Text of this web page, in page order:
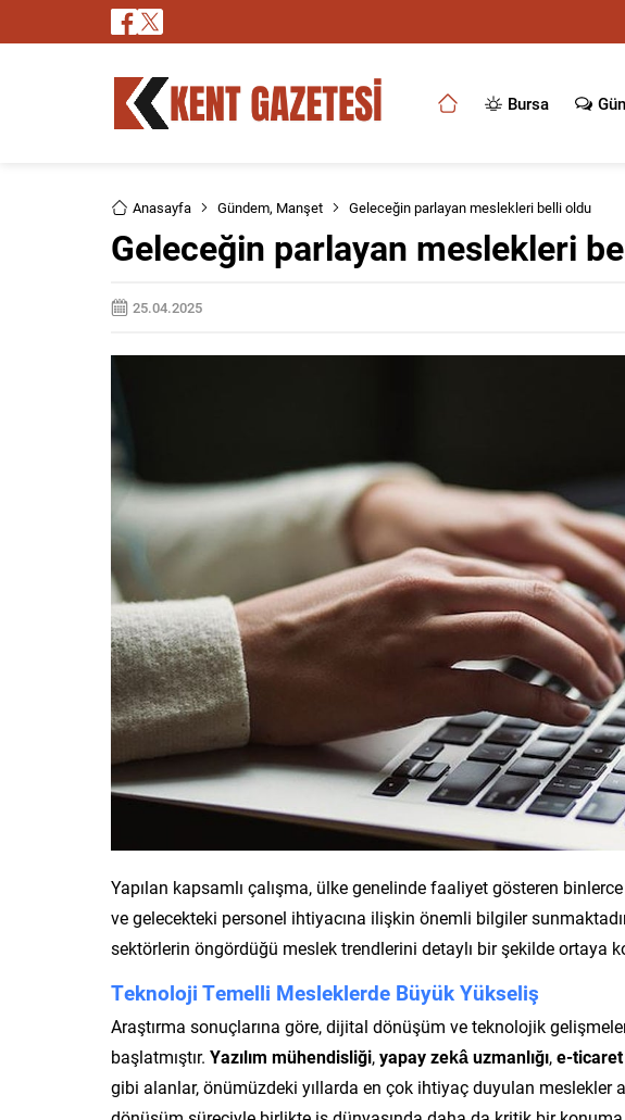
Bursa
Anasayfa Gündem, Manşet Geleceğin parlayan meslekleri belli oldu
Geleceğin parlayan meslekleri
25.04.2025
Yapılan kapsamlı çalışma, ülke genelinde faaliyet gösteren
ve gelecekteki personel ihtiyacına ilişkin önemli bilgiler
sektörlerin öngördüğü meslek trendlerini detaylı bir şekilde ortaya
Teknoloji Temelli Mesleklerde Büyük Yükseliş
Araştırma sonuçlarına göre, dijital dönüşüm ve teknolojik
başlatmıştır. Yazılım mühendisliği,yapay zekâ uzmanlığı,e-ticaret
gibi alanlar, önümüzdeki yıllarda en çok ihtiyaç duyulan meslekler